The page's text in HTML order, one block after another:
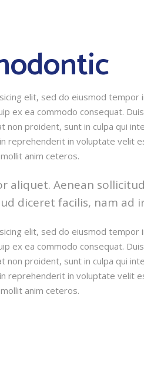
elit, sed do eiusmod tempor
ex ea commodo consequat.
non proident, sunt in culpa qui
reprehenderit in voluptate velit
anim ceteros.
aliquet. Aenean
diceret facilis, nam ad
elit, sed do eiusmod tempor
ex ea commodo consequat.
non proident, sunt in culpa qui
reprehenderit in voluptate velit
anim ceteros.